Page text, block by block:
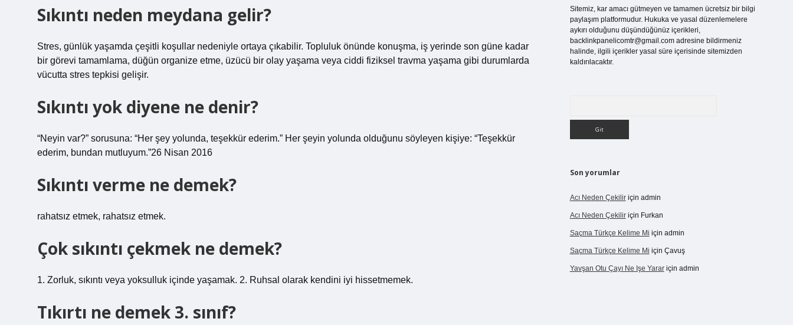
Sıkıntı neden meydana gelir?
Stres, günlük yaşamda çeşitli koşullar nedeniyle ortaya çıkabilir. Topluluk önünde konuşma, iş yerinde son güne kadar
bir görevi tamamlama, düğün organize etme, üzücü bir olay yaşama veya ciddi fiziksel travma yaşama gibi durumlarda
vücutta stres tepkisi gelişir.
Sıkıntı yok diyene ne denir?
“Neyin var?” sorusuna: “Her şey yolunda, teşekkür ederim.” Her şeyin yolunda olduğunu söyleyen kişiye: “Teşekkür
ederim, bundan mutluyum.”26 Nisan 2016
Sıkıntı verme ne demek?
rahatsız etmek, rahatsız etmek.
Çok sıkıntı çekmek ne demek?
1. Zorluk, sıkıntı veya yoksulluk içinde yaşamak. 2. Ruhsal olarak kendini iyi hissetmemek.
Tıkırtı ne demek 3. sınıf?
Sitemiz, kar amacı gütmeyen ve tamamen ücretsiz bir bilgi
paylaşım platformudur. Hukuka ve yasal düzenlemelere
aykırı olduğunu düşündüğünüz içerikleri,
backlinkpanelicomtr@gmail.comadresine bildirmeniz
halinde, ilgili içerikler yasal süre içerisinde sitemizden
kaldırılacaktır.
Son yorumlar
Acı Neden Çekiliriçin admin
Acı Neden Çekiliriçin Furkan
Saçma Türkçe Kelime Mi için admin
Saçma Türkçe Kelime Mi için Çavuş
Yavşan Otu Çayı Ne Işe Yarariçin admin